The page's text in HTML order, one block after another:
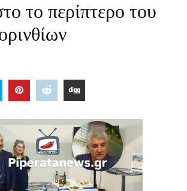
το περίπτερο του